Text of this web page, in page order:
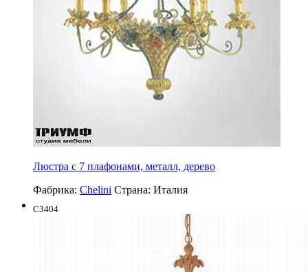
Люстра с 7 плафонами, металл, дерево
Фабрика: Chelini Страна: Италия
C3404